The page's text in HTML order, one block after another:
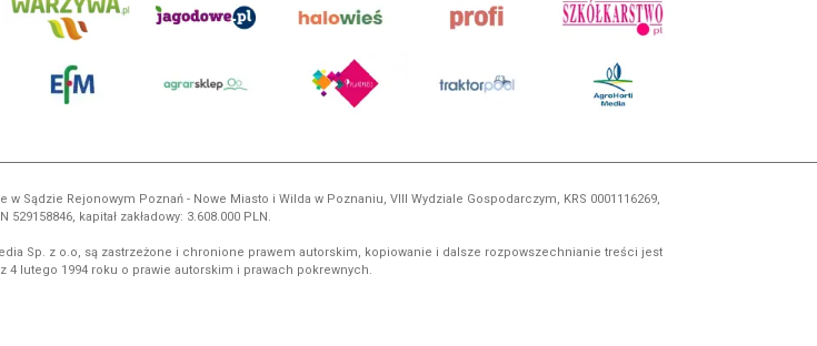
Sądzie Rejonowym Poznań - Nowe Miasto i Wilda w Poznaniu, VIII Wydziale Gospodarczym, KRS 0001116269,
529158846, kapitał zakładowy: 3.608.000 PLN.
Sp. z o.o, są zastrzeżone i chronione prawem autorskim, kopiowanie i dalsze rozpowszechnianie treści jest
4 lutego 1994 roku o prawie autorskim i prawach pokrewnych.